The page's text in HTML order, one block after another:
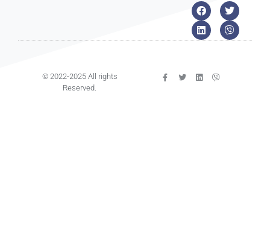
© 2022-2025 All rights
Reserved.